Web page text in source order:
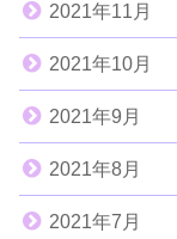
2021年11月
2021年10月
2021年9月
2021年8月
2021年7月